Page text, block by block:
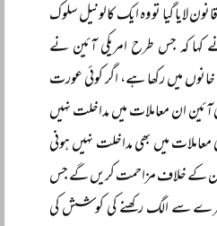
لایا گیا تو وہ ایک کالونیل سلوک
کہا کہ جس طرح امریکی آئین نے
میں رکھا ہے، اگر کوئی عورت
آئین ان معاملات میں مداخلت نہیں
میں بھی مداخلت نہیں ہونی
کے خلاف مزاحمت کریں گے جس
سے الگ رکھنے کی کوشش کی